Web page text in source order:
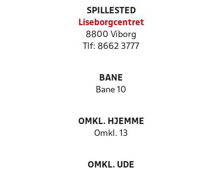
SPILLESTED
Liseborgcentret
8800 Viborg
Tlf: 8662 3777
BANE
Bane 10
OMKL. HJEMME
Omkl. 13
OMKL. UDE